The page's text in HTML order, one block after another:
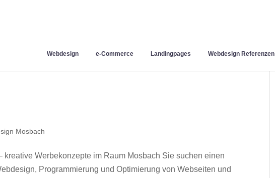
Webdesign e-Commerce Landingpages Webdesign Referenzen
Mosbach
Werbekonzepte im Raum Mosbach Sie suchen einen
Programmierung und Optimierung von Webseiten und